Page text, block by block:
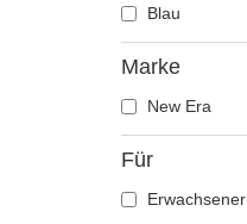
Blau
Marke
New Era
Für
Erwachsener